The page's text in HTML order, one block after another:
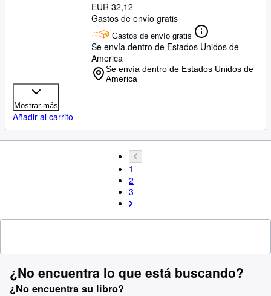
EUR 32,12
Gastos de envío gratis
Gastos de envío gratis
Se envía dentro de Estados Unidos de
America
Se envía dentro de Estados Unidos de
America
Mostrar más
Añadir al carrito
1
2
3
¿No encuentra lo que está buscando?
¿No encuentra su libro?